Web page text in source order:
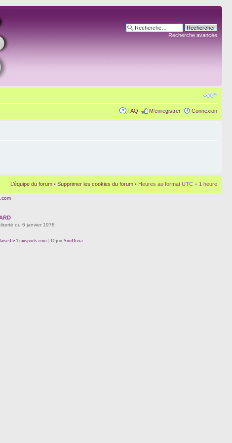
Recherche avancée
FAQ M’enregistrer Connexion
L’équipe du forum • Supprimer les cookies du forum • Heures au format UTC + 1 heure
du 6 janvier 1978
Transports.com | Dijon SnoDivia